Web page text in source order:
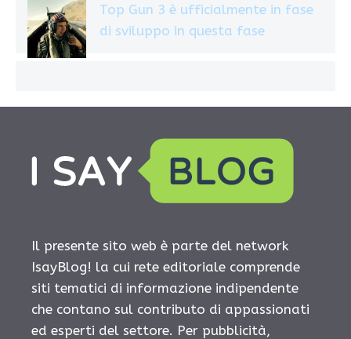
Top Gun 3 è ufficialmente in fase
di sviluppo in questa fase
Il presente sito web è parte del network
IsayBlog! la cui rete editoriale comprende
siti tematici di informazione indipendente
che contano sul contributo di appassionati
ed esperti del settore. Per pubblicità,